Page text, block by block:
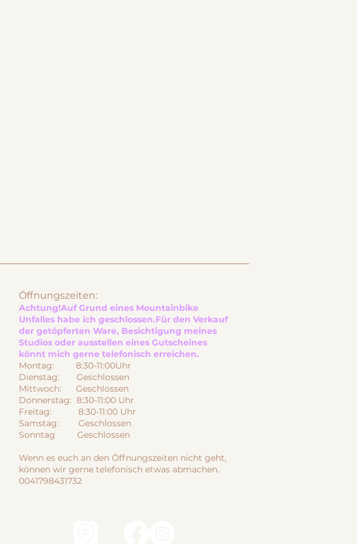
Öffnungszeiten:
Achtung!Auf Grund eines Mountainbike
Unfalles habe ich geschlossen.Für den Verkauf
der getöpferten Ware, Besichtigung meines
Studios oder ausstellen eines Gutscheines
könnt mich gerne telefonisch erreichen.
Montag: 8:30-11:00Uhr
Dienstag: Geschlossen
Mittwoch: Geschlossen
Donnerstag: 8:30-11:00 Uhr
Freitag: 8:30-11:00 Uhr
Samstag: Geschlossen
Sonntag Geschlossen
Wenn es euch an den Öffnungszeiten nicht geht,
können wir gerne telefonisch etwas abmachen.
0041798431732